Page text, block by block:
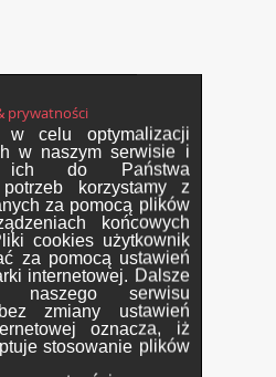
prywatności
w celu optymalizacji
w naszym serwisie i
ich do Państwa
korzystamy z
za pomocą plików
końcowych
cookies użytkownik
za pomocą ustawień
internetowej. Dalsze
naszego serwisu
zmiany ustawień
oznacza, iż
stosowanie plików